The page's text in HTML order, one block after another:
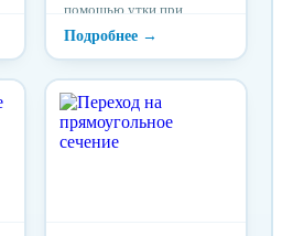
помощью утки при
прокладке системы
воздуховодов обходят
препятствия на пути
системы.